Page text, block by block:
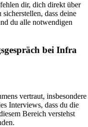
dir, dich direkt über
dass deine
du alle notwendigen
bei Infra
vertraut, insbesondere
Interviews, dass du die
Bereich verstehst